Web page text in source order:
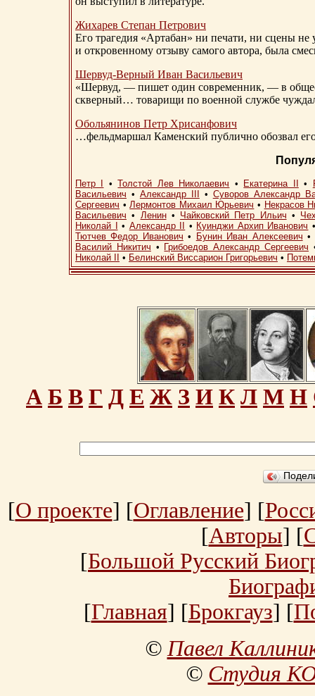
Жихарев Степан Петрович
Его трагедия «Артабан» ни печати, ни сцены
и откровенному отзыву самого автора, была
Шервуд-Верный Иван Васильевич
«Шервуд, — пишет один современник, — в
скверный… товарищи по военной службе
Обольянинов Петр Хрисанфович
…фельдмаршал Каменский публично обозвал
Петр I •Толстой Лев Николаевич • Екатерина II •
Васильевич • Александр III • Суворов Александр
Сергеевич •Лермонтов Михаил Юрьевич • Некрасов
Васильевич • Ленин• Чайковский Петр Ильич •
Николай I
• Александр II • Куинджи Архип Иванович
Тютчев Федор Иванович • Бунин Иван Алексеевич •
Василий Никитич • Грибоедов Александр Сергеевич
Николай II
• Белинский Виссарион Григорьевич •
А Б В Г Д Е Ж З И К Л М Н
[О проекте] [Оглавление] [
[Авторы] [
[Большой Русский
[Главная] [Брокгауз] [
©Павел
© Студия